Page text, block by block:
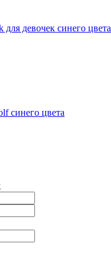
для девочек синего цвета
синего цвета